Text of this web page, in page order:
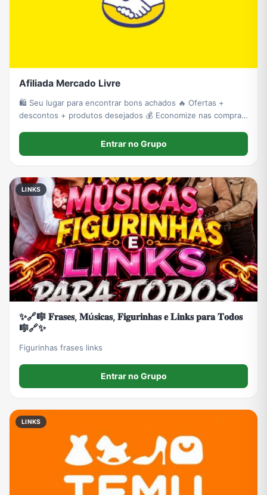
Afiliada Mercado Livre
🛍️ Seu lugar para encontrar bons achados 🔥 Ofertas +
descontos + produtos desejados 💰 Economize nas compras
Entrar no Grupo
LINKS
✨🔗🎼 𝐅𝐫𝐚𝐬𝐞𝐬, 𝐌ú𝐬𝐢𝐜𝐚𝐬, 𝐅𝐢𝐠𝐮𝐫𝐢𝐧𝐡𝐚𝐬 𝐞 𝐋𝐢𝐧𝐤𝐬 𝐩𝐚𝐫𝐚 𝐓𝐨𝐝𝐨𝐬
🎼🔗✨
Figurinhas frases links
Entrar no Grupo
LINKS